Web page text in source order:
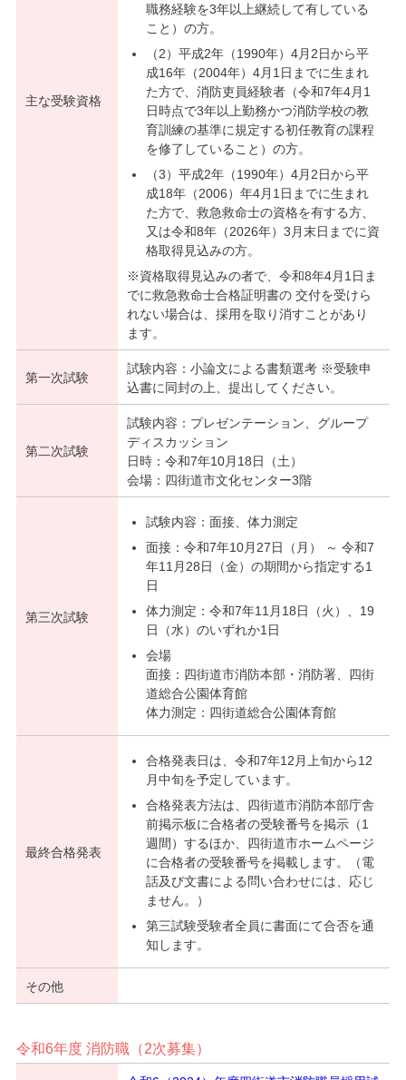
主な受験資格
職務経験を3年以上継続して有している
こと）の方。
（2）平成2年（1990年）4月2日から平
成16年（2004年）4月1日までに生まれ
た方で、消防吏員経験者（令和7年4月1
日時点で3年以上勤務かつ消防学校の教
育訓練の基準に規定する初任教育の課程
を修了していること）の方。
（3）平成2年（1990年）4月2日から平
成18年（2006）年4月1日までに生まれ
た方で、救急救命士の資格を有する方、
又は令和8年（2026年）3月末日までに資
格取得見込みの方。
※資格取得見込みの者で、令和8年4月1日ま
でに救急救命士合格証明書の 交付を受けら
れない場合は、採用を取り消すことがあり
ます。
第一次試験
試験内容：小論文による書類選考 ※受験申
込書に同封の上、提出してください。
第二次試験
試験内容：プレゼンテーション、グループ
ディスカッション
日時：令和7年10月18日（土）
会場：四街道市文化センター3階
第三次試験
試験内容：面接、体力測定
面接：令和7年10月27日（月） ～ 令和7
年11月28日（金）の期間から指定する1
日
体力測定：令和7年11月18日（火）、19
日（水）のいずれか1日
会場
面接：四街道市消防本部・消防署、四街
道総合公園体育館
体力測定：四街道総合公園体育館
最終合格発表
合格発表日は、令和7年12月上旬から12
月中旬を予定しています。
合格発表方法は、四街道市消防本部庁舎
前掲示板に合格者の受験番号を掲示（1
週間）するほか、四街道市ホームページ
に合格者の受験番号を掲載します。（電
話及び文書による問い合わせには、応じ
ません。）
第三試験受験者全員に書面にて合否を通
知します。
その他
令和6年度 消防職（2次募集）